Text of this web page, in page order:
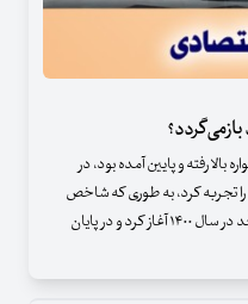
سال‌های ۹۸ و ۹۹ مانند فواره بالا رفته و پایین آمده بود، در
خود را تجربه کرد، به طوری که شاخص
کل کار خود را با یک میلیون و ۳۰۹ هزار واحد در سال ۱۴۰۰ آغاز کرد و در پایان